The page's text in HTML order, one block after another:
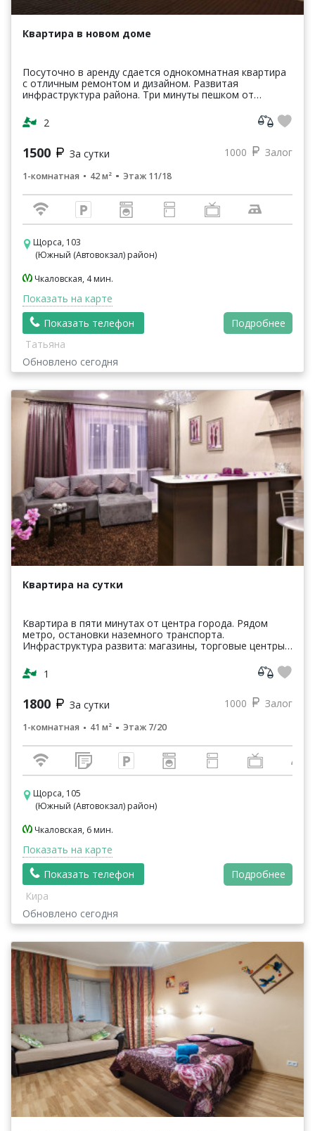
Квартира в новом доме
Посуточно в аренду сдается однокомнатная квартира
с отличным ремонтом и дизайном. Развитая
инфраструктура района. Три минуты пешком от
Тихий район. Об...
2
1500 За сутки 1000 Залог
1-комнатная 42 м² Этаж 11/18
Щорса, 103
(Южный (Автовокзал) район)
Чкаловская, 4 мин.
Показать на карте
Показать телефон
Подробнее
Татьяна
Обновлено сегодня
Квартира на сутки
Квартира в пяти минутах от центра города. Рядом
метро, остановки наземного транспорта.
Инфраструктура развита: магазины, торговые центры,
Квартира о...
1
1800 За сутки 1000 Залог
1-комнатная 41 м² Этаж 7/20
Щорса, 105
(Южный (Автовокзал) район)
Чкаловская, 6 мин.
Показать на карте
Показать телефон
Подробнее
Кира
Обновлено сегодня